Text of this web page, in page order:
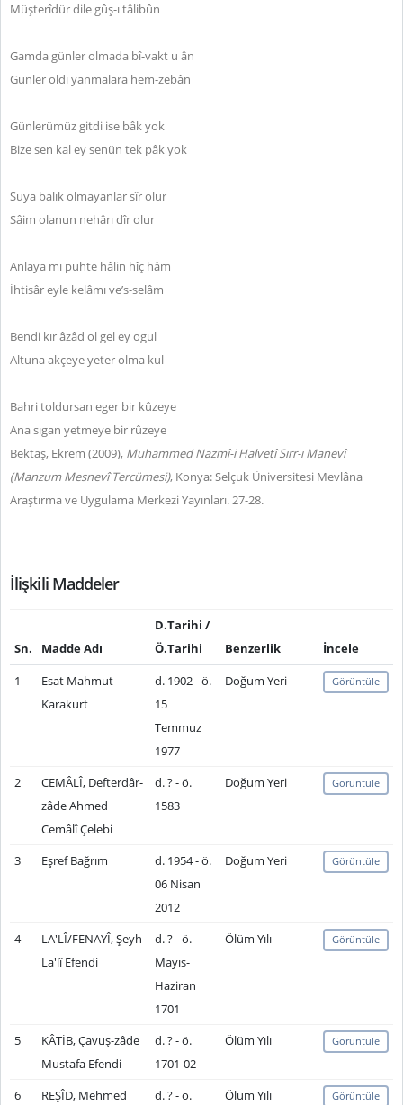
Müşterîdür dile gûş-ı tâlibûn
Gamda günler olmada bî-vakt u ân
Günler oldı yanmalara hem-zebân
Günlerümüz gitdi ise bâk yok
Bize sen kal ey senün tek pâk yok
Suya balık olmayanlar sîr olur
Sâim olanun nehârı dîr olur
Anlaya mı puhte hâlin hîç hâm
İhtisâr eyle kelâmı ve’s-selâm
Bendi kır âzâd ol gel ey ogul
Altuna akçeye yeter olma kul
Bahri toldursan eger bir kûzeye
Ana sıgan yetmeye bir rûzeye
Bektaş, Ekrem (2009), Muhammed Nazmî-i Halvetî Sırr-ı Manevî
(Manzum Mesnevî Tercümesi), Konya: Selçuk Üniversitesi Mevlâna
Araştırma ve Uygulama Merkezi Yayınları. 27-28.
İlişkili Maddeler
Sn. Madde Adı
D.Tarihi /
Ö.Tarihi
Benzerlik
İncele
1
Esat Mahmut
Karakurt
d. 1902 - ö.
15
Temmuz
1977
Doğum Yeri Görüntüle
2
CEMÂLÎ, Defterdâr-
zâde Ahmed
Cemâlî Çelebi
d. ? - ö.
1583
Doğum Yeri Görüntüle
3 Eşref Bağrım
d. 1954 - ö.
06 Nisan
2012
Doğum Yeri Görüntüle
4
LA'LÎ/FENAYÎ, Şeyh
La'lî Efendi
d. ? - ö.
Mayıs-
Haziran
1701
Ölüm Yılı Görüntüle
5
KÂTİB, Çavuş-zâde
Mustafa Efendi
d. ? - ö.
1701-02
Ölüm Yılı Görüntüle
6 REŞÎD, Mehmed
d. ? - ö.
Ölüm Yılı Görüntüle